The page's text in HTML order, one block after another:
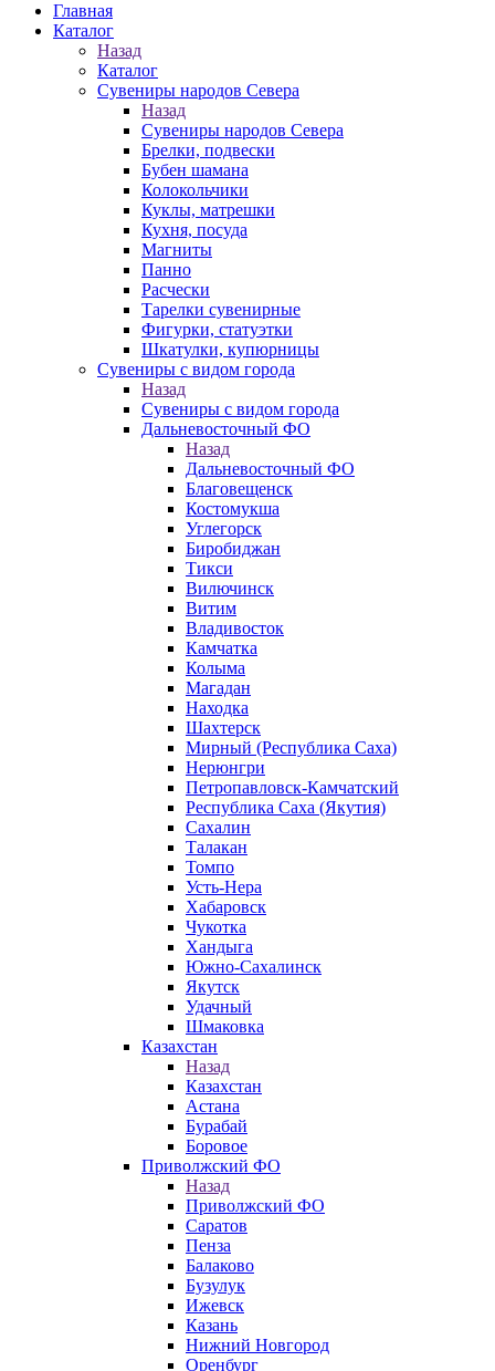
Главная
Каталог
Назад
Каталог
Сувениры народов Севера
Назад
Сувениры народов Севера
Брелки, подвески
Бубен шамана
Колокольчики
Куклы, матрешки
Кухня, посуда
Магниты
Панно
Расчески
Тарелки сувенирные
Фигурки, статуэтки
Шкатулки, купюрницы
Сувениры с видом города
Назад
Сувениры с видом города
Дальневосточный ФО
Назад
Дальневосточный ФО
Благовещенск
Костомукша
Углегорск
Биробиджан
Тикси
Вилючинск
Витим
Владивосток
Камчатка
Колыма
Магадан
Находка
Шахтерск
Мирный (Республика Саха)
Нерюнгри
Петропавловск-Камчатский
Республика Саха (Якутия)
Сахалин
Талакан
Томпо
Усть-Нера
Хабаровск
Чукотка
Хандыга
Южно-Сахалинск
Якутск
Удачный
Шмаковка
Казахстан
Назад
Казахстан
Астана
Бурабай
Боровое
Приволжский ФО
Назад
Приволжский ФО
Саратов
Пенза
Балаково
Бузулук
Ижевск
Казань
Нижний Новгород
Оренбург